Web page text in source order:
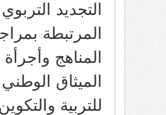
التجديد التربوي
المرتبطة
المناهج وأجرأة
الميثاق الوطني
للتربية